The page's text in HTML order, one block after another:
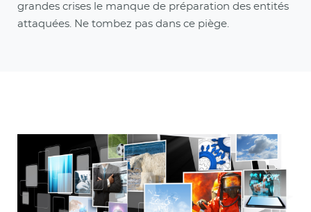
grandes crises le manque de préparation des entités
attaquées. Ne tombez pas dans ce piège.